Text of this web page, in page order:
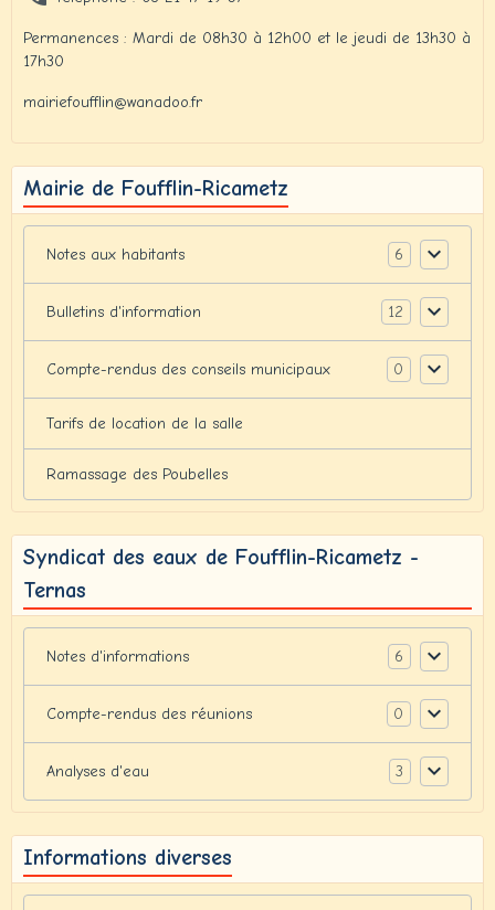
Permanences : Mardi de 08h30 à 12h00 et le jeudi de 13h30 à
17h30
mairiefoufflin@wanadoo.fr
Mairie de Foufflin-Ricametz
Notes aux habitants 6
Bulletins d'information 12
Compte-rendus des conseils municipaux 0
Tarifs de location de la salle
Ramassage des Poubelles
Syndicat des eaux de Foufflin-Ricametz -
Ternas
Notes d'informations 6
Compte-rendus des réunions 0
Analyses d'eau 3
Informations diverses